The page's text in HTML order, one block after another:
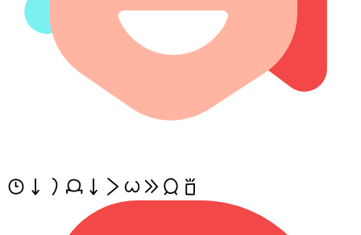
tenpo ni la mije ni li wile e jan sona!